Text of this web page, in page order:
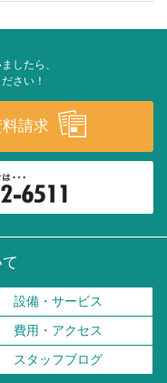
したら、
さい！
請求
設備・サービス
費用・アクセス
スタッフブログ